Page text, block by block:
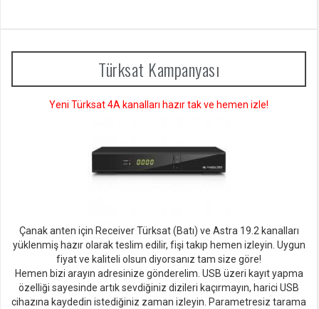
Türksat Kampanyası
Yeni Türksat 4A kanalları hazır tak ve hemen izle!
Çanak anten için Receiver Türksat (Batı) ve Astra 19.2 kanalları
yüklenmiş hazır olarak teslim edilir, fişi takıp hemen izleyin. Uygun
fiyat ve kaliteli olsun diyorsanız tam size göre!
Hemen bizi arayın adresinize gönderelim. USB üzeri kayıt yapma
özelliği sayesinde artık sevdiğiniz dizileri kaçırmayın, harici USB
cihazına kaydedin istediğiniz zaman izleyin. Parametresiz tarama